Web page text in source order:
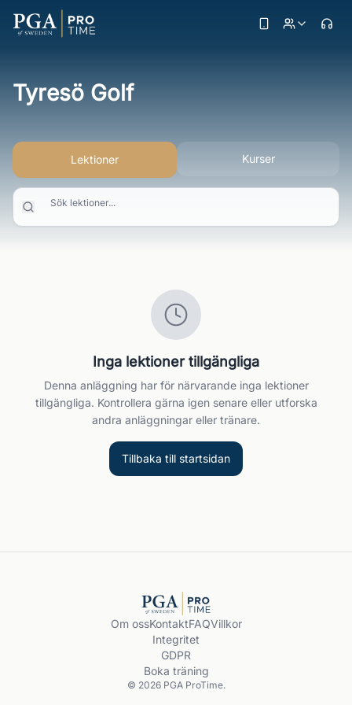
Tyresö Golf
Lektioner Kurser
Sök lektioner...
Inga lektioner tillgängliga
Denna anläggning har för närvarande inga lektioner
tillgängliga. Kontrollera gärna igen senare eller utforska
andra anläggningar eller tränare.
Tillbaka till startsidan
Om ossKontaktFAQVillkor
Integritet
GDPR
Boka träning
© 2026 PGA ProTime.